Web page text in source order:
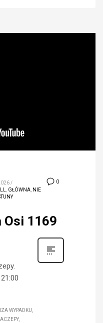
0
/
GŁÓWNA NIE
Osi 1169
WYPADKU